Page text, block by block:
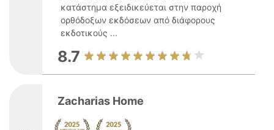
κατάστημα εξειδικεύεται στην παροχή
ορθόδοξων εκδόσεων από διάφορους
εκδοτικούς ...
8.7
Zacharias Home